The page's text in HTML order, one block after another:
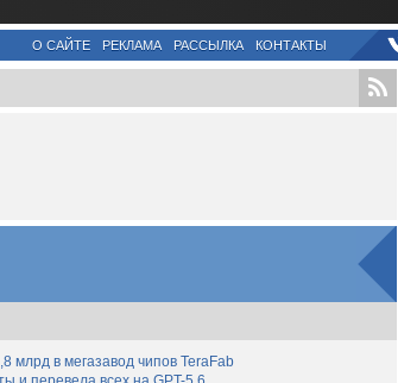
О САЙТЕ РЕКЛАМА РАССЫЛКА КОНТАКТЫ
млрд в мегазавод чипов TeraFab